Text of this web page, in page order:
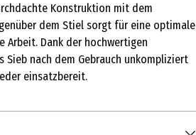
Konstruktion mit dem
dem Stiel sorgt für eine optimale
Arbeit. Dank der hochwertigen
Sieb nach dem Gebrauch unkompliziert
einsatzbereit.